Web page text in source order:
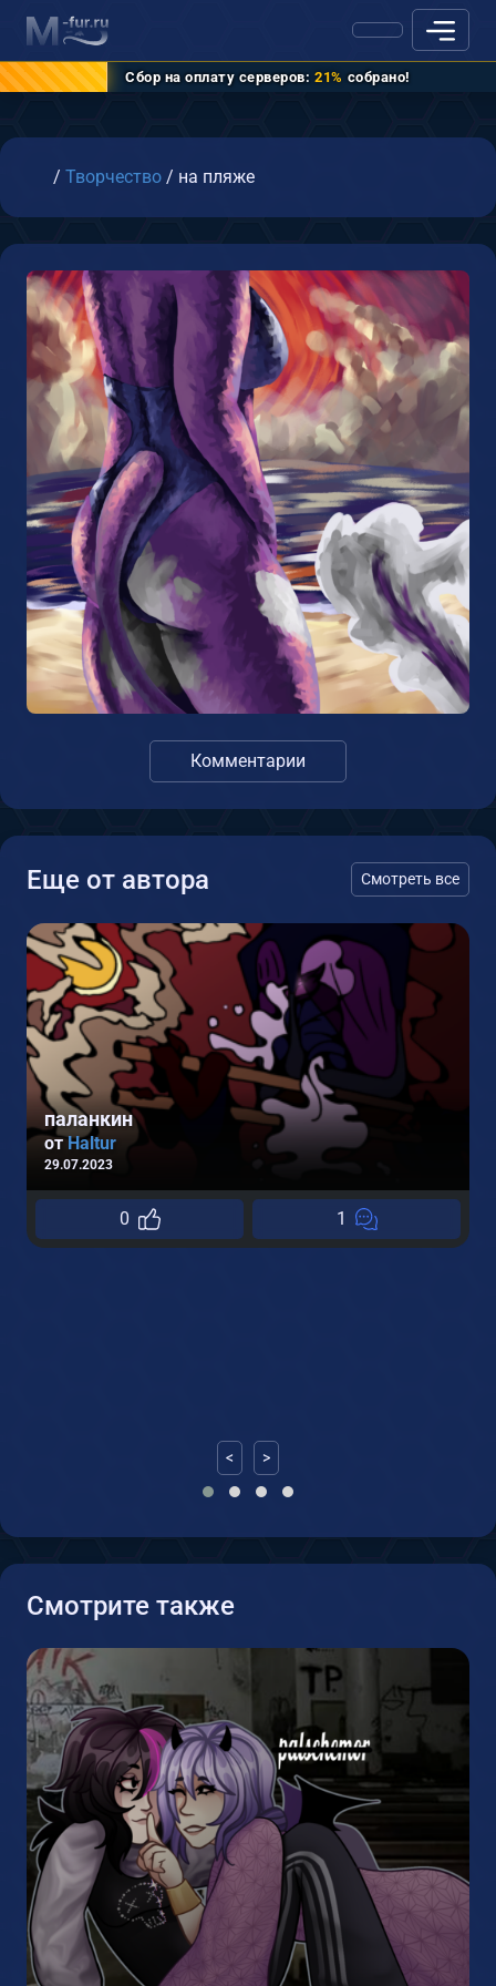
Сбор на оплату серверов: 21% собрано!
Главная
/ Творчество / на пляже
Комментарии
Еще от автора Смотреть все
паланкин
отHaltur
29.07.2023
0 1
< >
Смотрите также